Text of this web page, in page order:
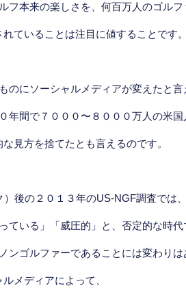
フ本来の楽しさを、何百万人のゴルフ
ていることは注目に値することです。
にソーシャルメディアが変えたと言
年間で７０００〜８０００万人の米国
見方を捨てたとも言えるのです。
後の２０１３年のUS-NGF調査では、
ている」「威圧的」と、否定的な時代
ゴルファーであることには変わりは
ルメディアによって、